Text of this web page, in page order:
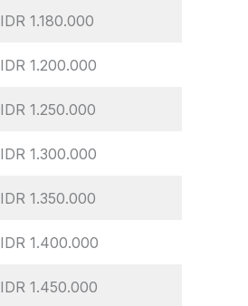
IDR 1.180.000
IDR 1.200.000
IDR 1.250.000
IDR 1.300.000
IDR 1.350.000
IDR 1.400.000
IDR 1.450.000